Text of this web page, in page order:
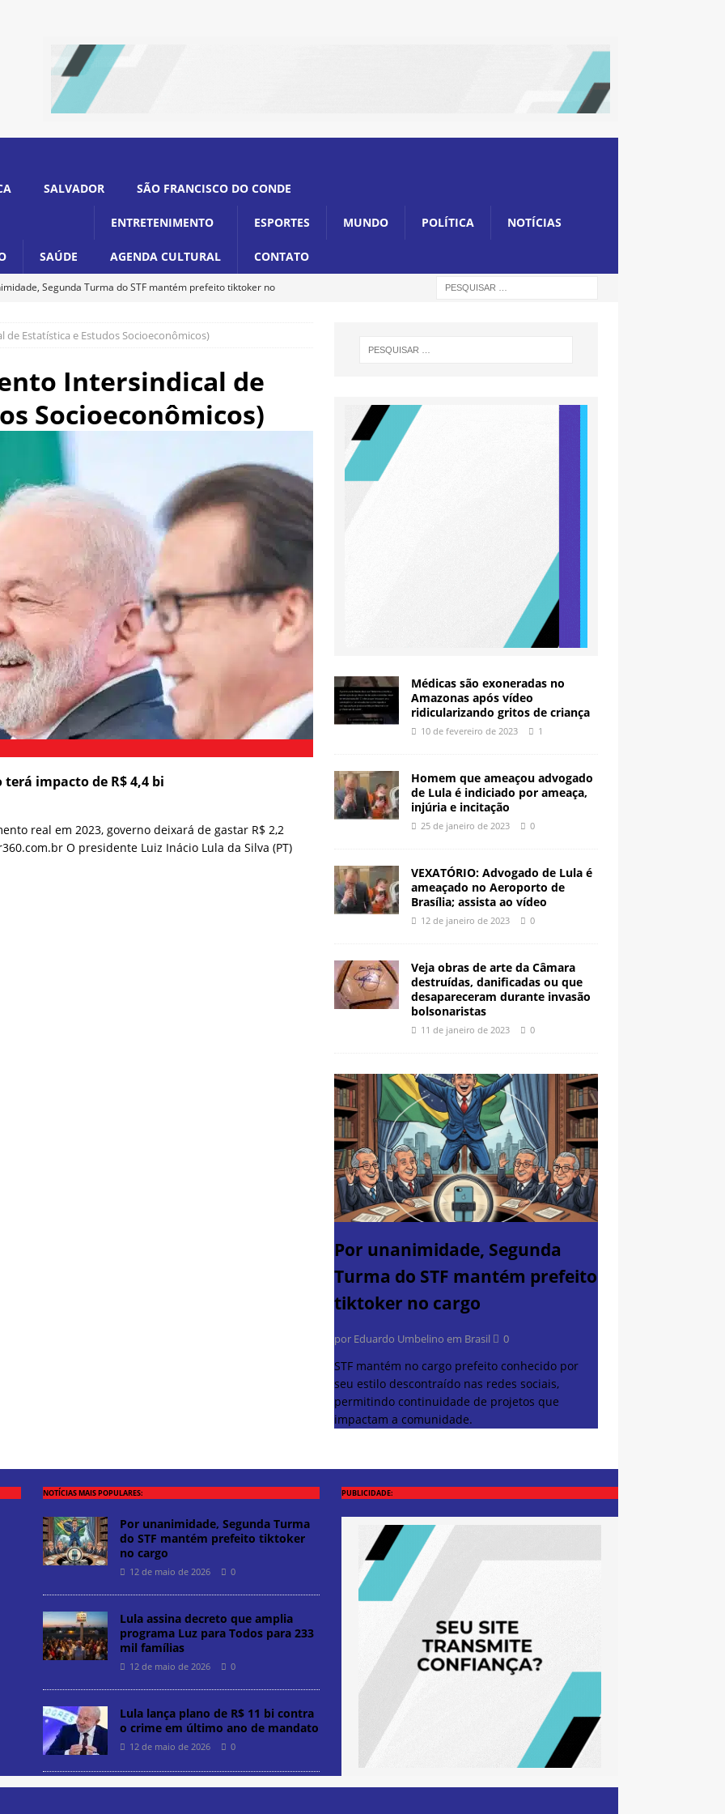
SALVADOR SÃO FRANCISCO DO CONDE
SAÚDE
ENTRETENIMENTO
AGENDA CULTURAL
ESPORTES MUNDO POLÍTICA NOTÍCIAS
CONTATO
Segunda Turma do STF mantém prefeito tiktoker no
decreto que amplia programa Luz para Todos para 233 mil
Renato Aragão bloqueada por dívida de IPTU tem 3 mil m²,
BRASIL
Atlético de Madrid: Onde assistir e detalhes da 36ª rodada de
Estatística e Estudos Socioeconômicos)
Intersindical de
Socioeconômicos)
impacto de R$ 4,4 bi
real em 2023, governo deixará de gastar R$ 2,2
O presidente Luiz Inácio Lula da Silva (PT)
Médicas são exoneradas no
Amazonas após vídeo
ridicularizando gritos de criança
10 de fevereiro de 2023 1
Homem que ameaçou advogado
de Lula é indiciado por ameaça,
injúria e incitação
25 de janeiro de 2023 0
VEXATÓRIO: Advogado de Lula é
ameaçado no Aeroporto de
Brasília; assista ao vídeo
12 de janeiro de 2023 0
Veja obras de arte da Câmara
destruídas, danificadas ou que
desapareceram durante invasão
bolsonaristas
11 de janeiro de 2023 0
Por unanimidade, Segunda
Turma do STF mantém prefeito
tiktoker no cargo
por Eduardo Umbelino em Brasil 0
STF mantém no cargo prefeito conhecido por
seu estilo descontraído nas redes sociais,
permitindo continuidade de projetos que
impactam a comunidade.
NOTÍCIAS MAIS POPULARES:
Por unanimidade, Segunda Turma
do STF mantém prefeito tiktoker
no cargo
12 de maio de 2026 0
Lula assina decreto que amplia
programa Luz para Todos para 233
mil famílias
12 de maio de 2026 0
Lula lança plano de R$ 11 bi contra
o crime em último ano de mandato
12 de maio de 2026 0
PUBLICIDADE: